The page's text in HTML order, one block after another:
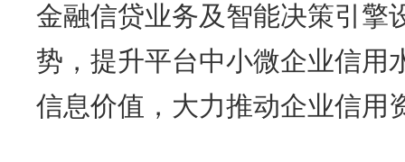
金融信贷业务及智能决策引擎
势，提升平台中小微企业信用
信息价值，大力推动企业信用